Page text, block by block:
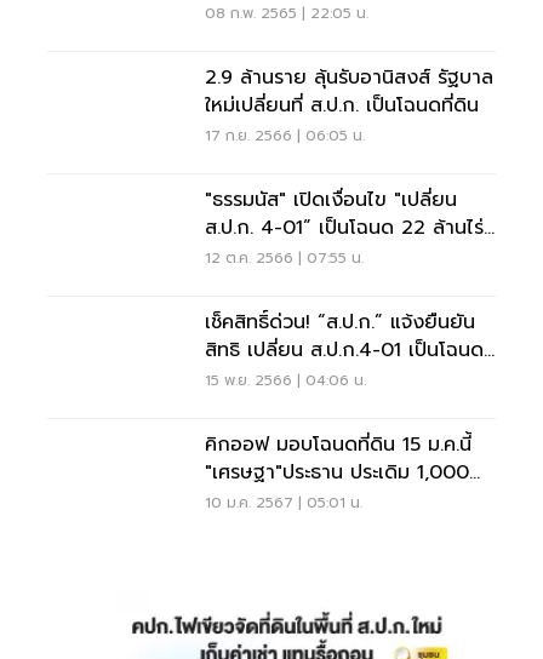
08 ก.พ. 2565 | 22:05 น.
2.9 ล้านราย ลุ้นรับอานิสงส์ รัฐบาล
ใหม่เปลี่ยนที่ ส.ป.ก. เป็นโฉนดที่ดิน
17 ก.ย. 2566 | 06:05 น.
"ธรรมนัส" เปิดเงื่อนไข "เปลี่ยน
ส.ป.ก. 4-01” เป็นโฉนด 22 ล้านไร่
ได้เฮ
12 ต.ค. 2566 | 07:55 น.
เช็คสิทธิ์ด่วน! “ส.ป.ก.” แจ้งยืนยัน
สิทธิ เปลี่ยน ส.ป.ก.4-01 เป็นโฉนด
ที่ดิน
15 พ.ย. 2566 | 04:06 น.
คิกออฟ มอบโฉนดที่ดิน 15 ม.ค.นี้
"เศรษฐา"ประธาน ประเดิม 1,000
ฉบับ
10 ม.ค. 2567 | 05:01 น.